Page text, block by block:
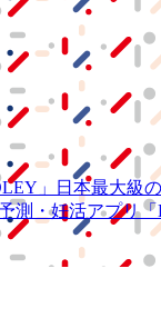
」 日本最大級の
測・妊活アプリ「